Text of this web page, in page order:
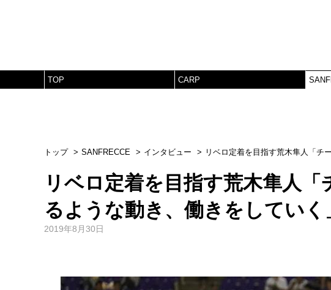
TOP CARP
トップ SANFRECCE インタビュー リベロ定着を目指す荒木隼人「チ
リベロ定着を目指す荒木隼人
るような動き、働きをしていく
2019年8月30日